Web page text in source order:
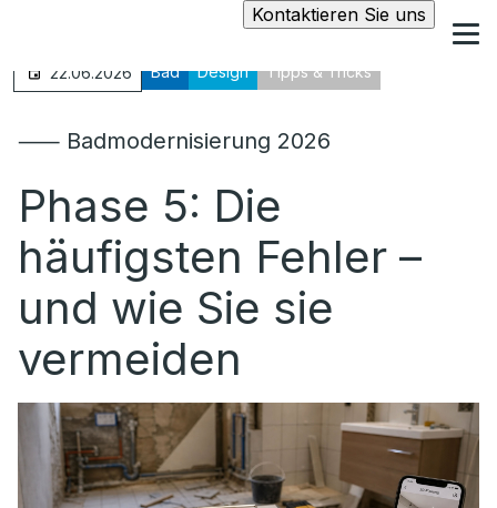
Kontaktieren Sie uns
22.06.2026 Bad Design Tipps & Tricks
⸺ Badmodernisierung 2026
Phase 5: Die
häufigsten Fehler –
und wie Sie sie
vermeiden